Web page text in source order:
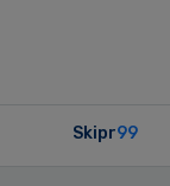
Skipr99